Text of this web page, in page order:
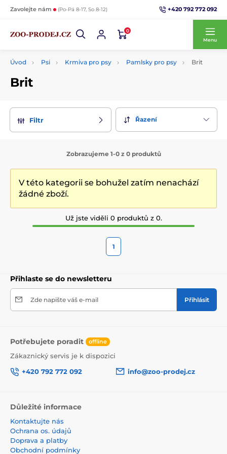
Zavolejte nám (Po-Pá 8-17, So 8-12) +420 792 772 092
0
Menu
Úvod Psi Krmiva pro psy Pamlsky pro psy Brit
Brit
Filtr Řazení
Zobrazujeme 1-0 z 0 produktů
V této kategorii se bohužel zatím nenachází
žádné zboží.
Už jste viděli 0 produktů z 0.
1
Přihlaste se do newsletteru
Zde napište váš e-mail Přihlásit
Potřebujete poradit offline
Zákaznický servis je k dispozici
+420 792 772 092
info@zoo-prodej.cz
Důležité informace
Kontaktujte nás
Ochrana os. údajů
Doprava a platby
Obchodní podmínky